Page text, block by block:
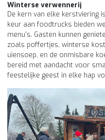
Winterse verwennerij
De kern van elke kerstviering
keur aan foodtrucks bieden
menu's. Gasten kunnen
zoals poffertjes, winterse
uiensoep, en de onmisbare
bereid met aandacht voor
feestelijke geest in elke hap